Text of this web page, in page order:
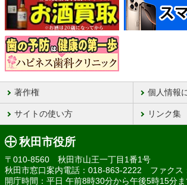
著作権 個人情報
サイトの使い方 リンク集
秋田市役所
〒010-8560 秋田市山王一丁目1番1号
秋田市窓口案内電話：018-863-2222 ファクス
開庁時間：平日 午前8時30分から午後5時15分